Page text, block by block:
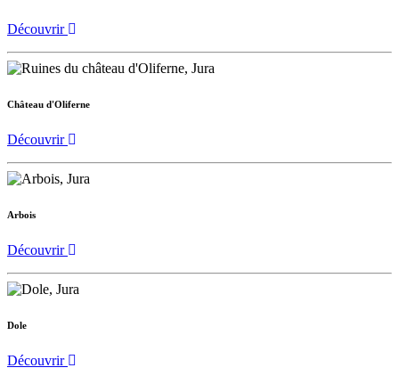
Découvrir
Château d'Oliferne
Découvrir
Arbois
Découvrir
Dole
Découvrir